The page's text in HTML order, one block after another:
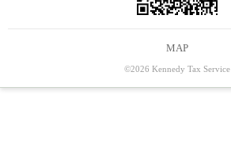
MAP
©2026 Kennedy Tax Service